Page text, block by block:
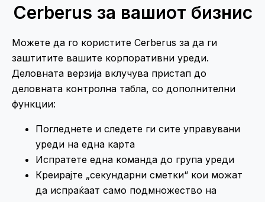
Cerberus за вашиот бизнис
Можете да го користите Cerberus за да ги
заштитите вашите корпоративни уреди.
Деловната верзија вклучува пристап до
деловната контролна табла, со дополнителни
функции:
Погледнете и следете ги сите управувани
уреди на една карта
Испратете една команда до група уреди
Креирајте „секундарни сметки“ кои можат
да испраќаат само подмножество на